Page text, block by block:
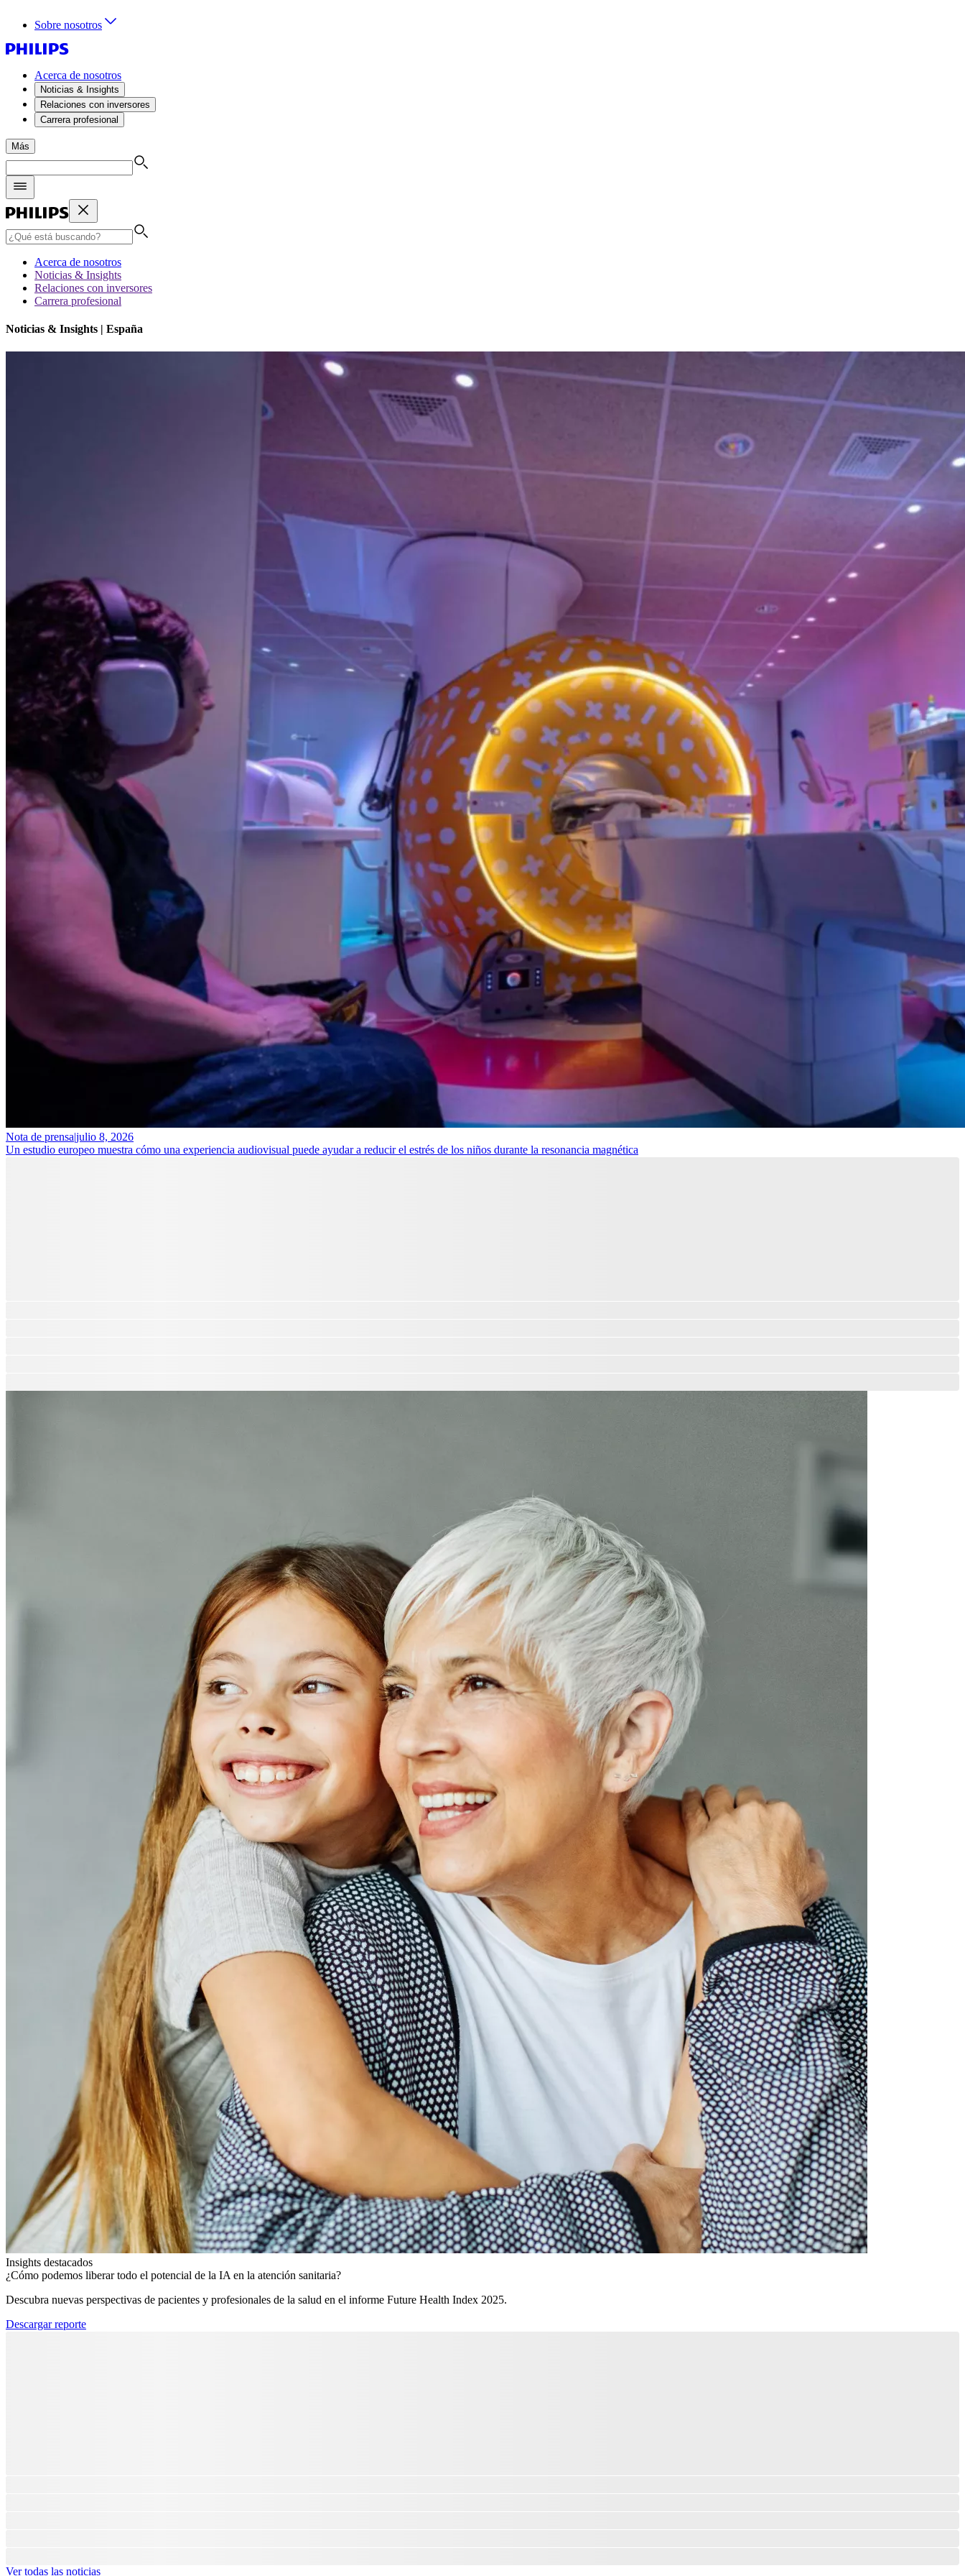
Sobre nosotros
Acerca de nosotros
Noticias & Insights
Relaciones con inversores
Carrera profesional
Más
Acerca de nosotros
Noticias & Insights
Relaciones con inversores
Carrera profesional
Noticias & Insights | España
Nota de prensa|julio 8, 2026
Un estudio europeo muestra cómo una experiencia audiovisual puede ayudar a reducir el estrés de los niños durante la resonancia magnética
Insights destacados
¿Cómo podemos liberar todo el potencial de la IA en la atención sanitaria?​
Descubra nuevas perspectivas de pacientes y profesionales de la salud en el informe Future Health Index 2025.​
Descargar reporte
Ver todas las noticias